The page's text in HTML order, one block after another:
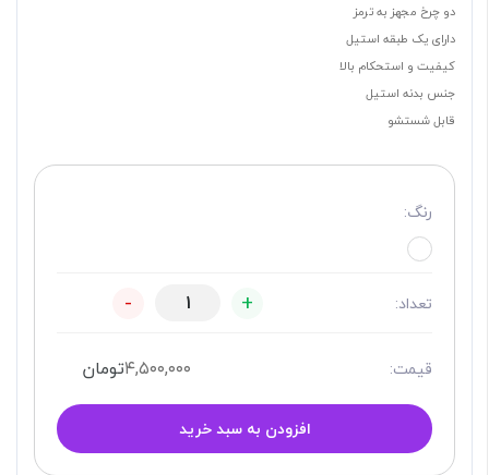
دو چرخ مجهز به ترمز
دارای یک طبقه استیل
کیفیت و استحکام بالا
جنس بدنه استیل
قابل شستشو
رنگ:
تعداد: +
-
قیمت: ۴,۵۰۰,۰۰۰تومان
افزودن به سبد خرید